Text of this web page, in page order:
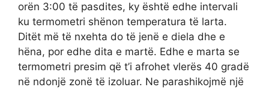
orën 3:00 të pasdites, ky është edhe intervali
ku termometri shënon temperatura të larta.
Ditët më të nxehta do të jenë e diela dhe e
hëna, por edhe dita e martë. Edhe e marta se
termometri presim që t’i afrohet vlerës 40 gradë
në ndonjë zonë të izoluar. Ne parashikojmë një